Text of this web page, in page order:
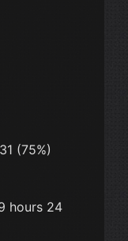
(75%)
hours 24